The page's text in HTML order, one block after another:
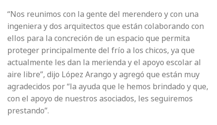
“Nos reunimos con la gente del merendero y con una
ingeniera y dos arquitectos que están colaborando con
ellos para la concreción de un espacio que permita
proteger principalmente del frío a los chicos, ya que
actualmente les dan la merienda y el apoyo escolar al
aire libre”, dijo López Arango y agregó que están muy
agradecidos por “la ayuda que le hemos brindado y que,
con el apoyo de nuestros asociados, les seguiremos
prestando”.